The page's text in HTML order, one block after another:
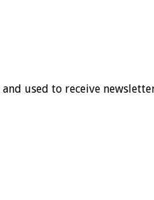
used to receive